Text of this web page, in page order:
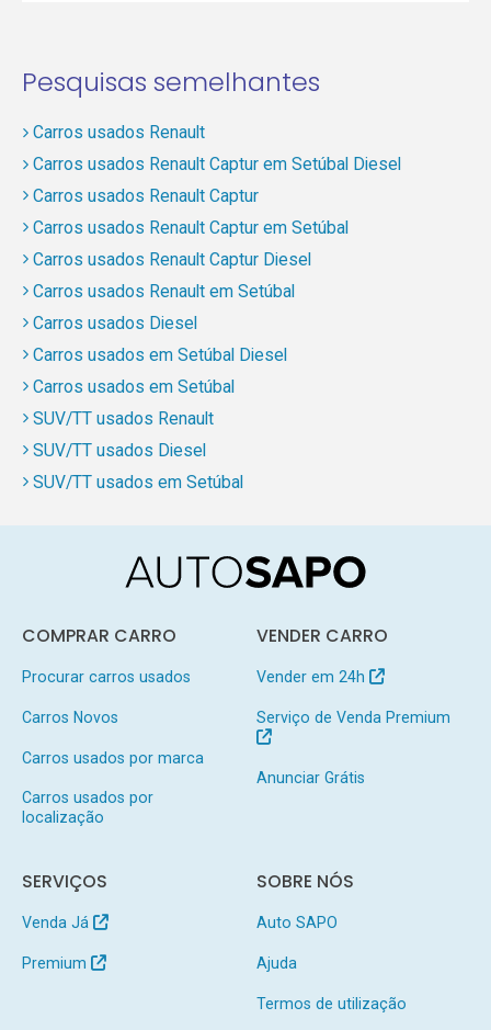
Pesquisas semelhantes
Carros usados Renault
Carros usados Renault Captur em Setúbal Diesel
Carros usados Renault Captur
Carros usados Renault Captur em Setúbal
Carros usados Renault Captur Diesel
Carros usados Renault em Setúbal
Carros usados Diesel
Carros usados em Setúbal Diesel
Carros usados em Setúbal
SUV/TT usados Renault
SUV/TT usados Diesel
SUV/TT usados em Setúbal
COMPRAR CARRO
Procurar carros usados
Carros Novos
Carros usados por marca
Carros usados por
localização
VENDER CARRO
Vender em 24h
Serviço de Venda Premium
Anunciar Grátis
SERVIÇOS
Venda Já
Premium
SOBRE NÓS
Auto SAPO
Ajuda
Termos de utilização